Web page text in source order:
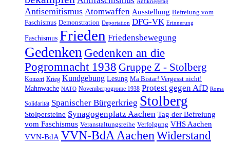
Antikriegstag
Antisemitismus Atomwaffen Ausstellung Befreiung vom
Faschismus Demonstration Deportation DFG-VK Erinnerung
Faschismus Frieden Friedensbewegung
Gedenken Gedenken an die
Pogromnacht 1938 Gruppe Z - Stolberg
Konzert Krieg Kundgebung Lesung Ma Bistar! Vergesst nicht!
Mahnwache NATO Novemberpogrome 1938 Protest gegen AfD Roma
Solidarität Spanischer Bürgerkrieg Stolberg
Stolpersteine Synagogenplatz Aachen Tag der Befreiung
vom Faschismus Veranstaltungsreihe Verfolgung VHS Aachen
VVN-BdA VVN-BdA AachenWiderstand